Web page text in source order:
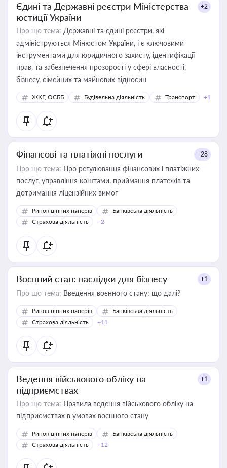
Єдині та Державні реєстри Міністерства
юстиції України
+2
Про що тема: Державні та єдині реєстри, які
адмініструються Мінюстом України, і є ключовими
інструментами для юридичного захисту, ідентифікації
прав, та забезпечення прозорості у сфері власності,
бізнесу, сімейних та майнових відносин
ЖКГ, ОСББ Будівельна діяльність Транспорт +1
Фінансові та платіжні послуги +28
Про що тема: Про регулювання фінансових і платіжних
послуг, управління коштами, приймання платежів та
дотримання ліцензійних вимог
Ринок цінних паперів
Банківська діяльність
Страхова діяльність
+2
Воєнний стан: наслідки для бізнесу +1
Про що тема: Введення воєнного стану: що далі?
Ринок цінних паперів
Банківська діяльність
Страхова діяльність
+11
Ведення військового обліку на
підприємствах
+1
Про що тема: Правила ведення військового обліку на
підприємствах в умовах воєнного стану
Ринок цінних паперів
Банківська діяльність
Страхова діяльність
+12